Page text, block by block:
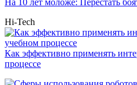
На 10 лет моложе: Перестать
Hi-Tech
Как эффективно применять
процессе